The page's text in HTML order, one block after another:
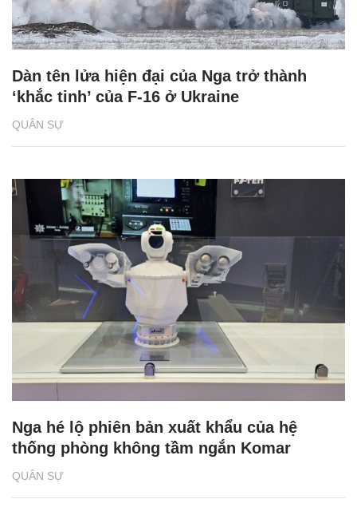
QUÂN SỰ
Dàn tên lửa hiện đại của Nga trở thành
‘khắc tinh’ của F-16 ở Ukraine
QUÂN SỰ
Nga hé lộ phiên bản xuất khẩu của hệ
thống phòng không tầm ngắn Komar